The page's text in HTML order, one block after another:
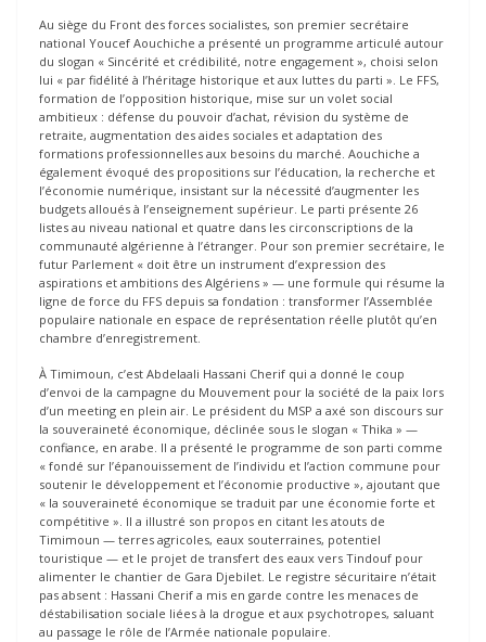
Au siège du Front des forces socialistes, son premier secrétaire
national Youcef Aouchiche a présenté un programme articulé autour
du slogan « Sincérité et crédibilité, notre engagement », choisi selon
lui « par fidélité à l’héritage historique et aux luttes du parti ». Le FFS,
formation de l’opposition historique, mise sur un volet social
ambitieux : défense du pouvoir d’achat, révision du système de
retraite, augmentation des aides sociales et adaptation des
formations professionnelles aux besoins du marché. Aouchiche a
également évoqué des propositions sur l’éducation, la recherche et
l’économie numérique, insistant sur la nécessité d’augmenter les
budgets alloués à l’enseignement supérieur. Le parti présente 26
listes au niveau national et quatre dans les circonscriptions de la
communauté algérienne à l’étranger. Pour son premier secrétaire, le
futur Parlement « doit être un instrument d’expression des
aspirations et ambitions des Algériens » — une formule qui résume la
ligne de force du FFS depuis sa fondation : transformer l’Assemblée
populaire nationale en espace de représentation réelle plutôt qu’en
chambre d’enregistrement.
À Timimoun, c’est Abdelaali Hassani Cherif qui a donné le coup
d’envoi de la campagne du Mouvement pour la société de la paix lors
d’un meeting en plein air. Le président du MSP a axé son discours sur
la souveraineté économique, déclinée sous le slogan « Thika » —
confiance, en arabe. Il a présenté le programme de son parti comme
« fondé sur l’épanouissement de l’individu et l’action commune pour
soutenir le développement et l’économie productive », ajoutant que
« la souveraineté économique se traduit par une économie forte et
compétitive ». Il a illustré son propos en citant les atouts de
Timimoun — terres agricoles, eaux souterraines, potentiel
touristique — et le projet de transfert des eaux vers Tindouf pour
alimenter le chantier de Gara Djebilet. Le registre sécuritaire n’était
pas absent : Hassani Cherif a mis en garde contre les menaces de
déstabilisation sociale liées à la drogue et aux psychotropes, saluant
au passage le rôle de l’Armée nationale populaire.